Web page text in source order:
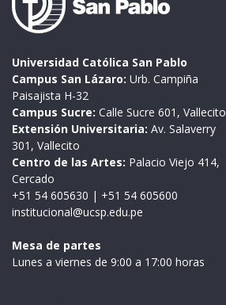
Universidad Católica San Pablo
Campus San Lázaro: Urb. Campiña
Paisajista H-32
Campus Sucre: Calle Sucre 601, Vallecito
Extensión Universitaria: Av. Salaverry
301, Vallecito
Centro de las Artes: Palacio Viejo 414,
Cercado
+51 54 605630 | +51 54 605600
institucional@ucsp.edu.pe
Mesa de partes
Lunes a viernes de 9:00 a 17:00 horas